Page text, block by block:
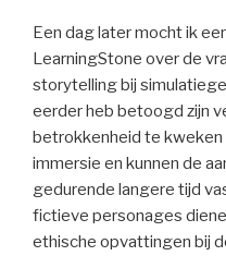
Een dag later mocht ik
LearningStone over de
storytelling bij
eerder heb betoogd zijn
betrokkenheid te kweken
immersie en kunnen de
gedurende langere tijd
fictieve personages
ethische opvattingen bij